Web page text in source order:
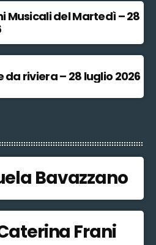
Musicali del Martedì – 28
da riviera – 28 luglio 2026
Bavazzano
Frani